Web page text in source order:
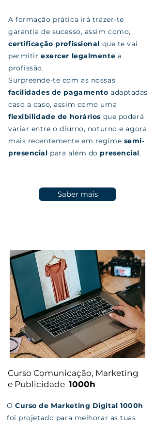
A formação prática irá trazer-te
garantia de sucesso, assim como,
certificação profissional que te vai
permitirexercer legalmente a
profissão.
​Surpreende-te com as nossas
facilidades de pagamento adaptadas
caso a caso, assim como uma
flexibilidade de horários que poderá
variar entre o diurno, noturno e agora
mais recentemente em regime semi-
presencial para além do presencial.
Saber mais
Curso Comunicação, Marketing
e Publicidade 1000h
OCurso de Marketing Digital 1000h
foi projetado para melhorar as tuas